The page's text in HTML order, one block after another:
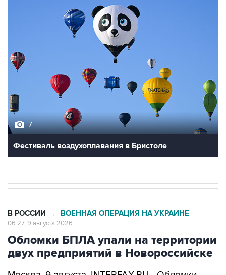
7
Фестиваль воздухоплавания в Бристоле
В РОССИИ → ВОЕННАЯ ОПЕРАЦИЯ НА УКРАИНЕ
06:27, 9 августа 2026
Обломки БПЛА упали на территории
двух предприятий в Новороссийске